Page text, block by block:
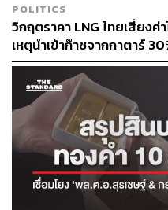
POLITICS
วิกฤตราคา LNG ไทยเสี่ยง
เหตุนำเข้าก๊าซจากกาตาร์